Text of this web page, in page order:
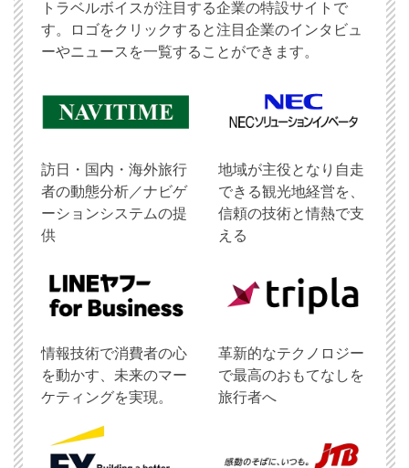
トラベルボイスが注目する企業の特設サイトで
す。ロゴをクリックすると注目企業のインタビュ
ーやニュースを一覧することができます。
訪日・国内・海外旅行
者の動態分析／ナビゲ
ーションシステムの提
供
地域が主役となり自走
できる観光地経営を、
信頼の技術と情熱で支
える
情報技術で消費者の心
を動かす、未来のマー
ケティングを実現。
革新的なテクノロジー
で最高のおもてなしを
旅行者へ